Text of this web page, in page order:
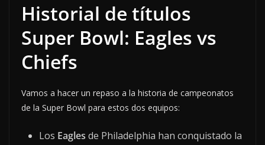
Historial de títulos
Super Bowl: Eagles vs
Chiefs
Vamos a hacer un repaso a la historia de campeonatos
de la Super Bowl para estos dos equipos:
Los Eagles de Philadelphia han conquistado la